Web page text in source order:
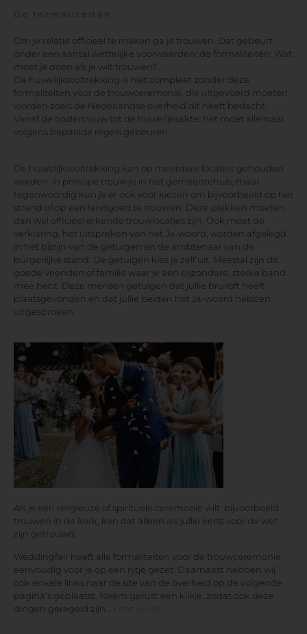
De formaliteiten
Om je relatie officieel te maken ga je trouwen. Dat gebeurt
onder een aantal wettelijke voorwaarden: de formaliteiten. Wat
moet je doen als je wilt trouwen?
De huwelijksvoltrekking is niet compleet zonder deze
formaliteiten voor de trouwceremonie, die uitgevoerd moeten
worden zoals de Nederlandse overheid dit heeft bedacht.
Vanaf de ondertrouw tot de huwelijksakte: het moet allemaal
volgens bepaalde regels gebeuren.
De huwelijksvoltrekking kan op meerdere locaties gehouden
worden. in principe trouw je in het gemeentehuis, maar
tegenwoordig kun je er ook voor kiezen om bijvoorbeeld op het
strand of op een landgoed te trouwen. Deze plekken moeten
dan wel officieel erkende trouwlocaties zijn. Ook moet de
verklaring, het uitspreken van het Ja-woord, worden afgelegd
in het bijzijn van de getuigen en de ambtenaar van de
burgerlijke stand. De getuigen kies je zelf uit. Meestal zijn dit
goede vrienden of familie waar je een bijzondere, sterke band
mee hebt. Deze mensen getuigen dat jullie bruiloft heeft
plaatsgevonden en dat jullie beiden het Ja-woord hebben
uitgesproken.
Als je een religieuze of spirituele ceremonie wilt, bijvoorbeeld
trouwen in de kerk, kan dat alleen als jullie eerst voor de wet
zijn getrouwd.
Weddingfair heeft alle formaliteiten voor de trouwceremonie
eenvoudig voor je op een rijtje gezet. Daarnaast hebben wij
ook enkele links naar de site van de overheid op de volgende
pagina’s geplaatst. Neem gerust een kijkje, zodat ook deze
dingen geregeld zijn…